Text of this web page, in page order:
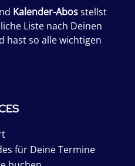
Kalender-Abosstellst
Liste nach Deinen
hast so alle wichtigen
für Deine Termine